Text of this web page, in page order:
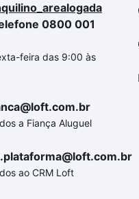
0800 001
feira das 9:00 às
a Fiança Aluguel
ao CRM Loft